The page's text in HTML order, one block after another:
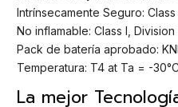
Intrínsecamente Seguro: Class
No inflamable: Class I,
Pack de batería aprobado:
Temperatura: T4 at Ta = -
La mejor